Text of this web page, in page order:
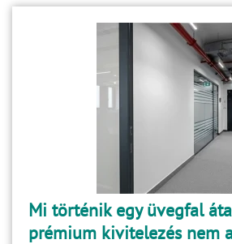
Mi történik egy üvegfal
prémium kivitelezés nem